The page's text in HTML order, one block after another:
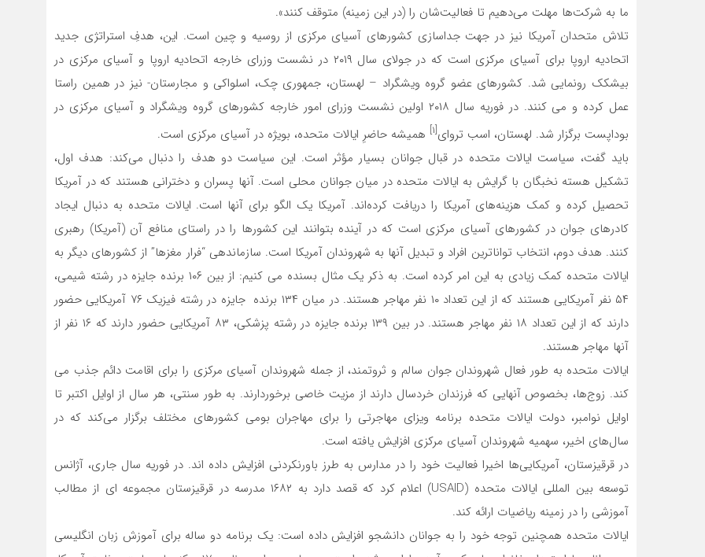
ما به شرکت‌ها مهلت می‌دهیم تا فعالیت‌شان را (در این زمینه) متوقف کنند».
تلاش متحدان آمریکا نیز در جهت جداسازی کشورهای آسیای مرکزی از روسیه و چین است. این، هدفِ استراتژی جدید
اتحادیه اروپا برای آسیای مرکزی است که در جولای سال ۲۰۱۹ در نشست وزرای خارجه اتحادیه اروپا و آسیای مرکزی در
بیشکک رونمایی شد. کشورهای عضو گروه ویشگراد – لهستان، جمهوری چک، اسلواکی و مجارستان- نیز در همین راستا
عمل کرده و می کنند. در فوریه سال ۲۰۱۸ اولین نشست وزرای امور خارجه کشورهای گروه ویشگراد و آسیای مرکزی در
بوداپست برگزار شد. لهستان، اسب تروای[۱]
همیشه حاضرِ ایالات متحده، بویژه در آسیای مرکزی است.
باید گفت، سیاست ایالات متحده در قبال جوانان بسیار مؤثر است. این سیاست دو هدف را دنبال می‌کند: هدف اول،
تشکیل هسته‌ نخبگان با گرایش به ایالات متحده در میان جوانان محلی است. آنها پسران و دخترانی هستند که در آمریکا
تحصیل کرده و کمک هزینه‌های آمریکا را دریافت کرده‌اند. آمریکا یک الگو برای آنها است. ایالات متحده به دنبال ایجاد
کادرهای جوان در کشورهای آسیای مرکزی است که در آینده بتوانند این کشورها را در راستای منافع آن (آمریکا) رهبری
کنند. هدف دوم، انتخاب تواناترین افراد و تبدیل آنها به شهروندان آمریکا است. سازماندهی “فرار مغزها” از کشورهای دیگر به
ایالات متحده کمک زیادی به این امر کرده است. به ذکر یک مثال بسنده می کنیم: از بین ۱۰۶ برنده جایزه در رشته شیمی،
۵۴ نفر آمریکایی هستند که از این تعداد ۱۰ نفر مهاجر هستند. در میان ۱۳۴ برنده جایزه در رشته فیزیک ۷۶ آمریکایی حضور
دارند که از این تعداد ۱۸ نفر مهاجر هستند. در بین ۱۳۹ برنده جایزه در رشته پزشکی، ۸۳ آمریکایی حضور دارند که ۱۶ نفر از
آنها مهاجر هستند.
ایالات متحده به طور فعال شهروندان جوان سالم و ثروتمند، از جمله شهروندان آسیای مرکزی را برای اقامت دائم جذب می
کند. زوج‌ها، بخصوص آنهایی که فرزندان خردسال دارند از مزیت خاصی برخوردارند. به طور سنتی، هر سال از اوایل اکتبر تا
اوایل نوامبر، دولت ایالات متحده برنامه ویزای مهاجرتی را برای مهاجران بومی کشورهای مختلف برگزار می‌کند که در
سال‌های اخیر، سهمیه شهروندان آسیای مرکزی افزایش یافته است.
در قرقیزستان، آمریکایی‌ها اخیرا فعالیت خود را در مدارس به طرز باورنکردنی افزایش داده اند. در فوریه سال جاری، آژانس
توسعه بین المللی ایالات متحده (USAID) اعلام کرد که قصد دارد به ۱۶۸۲ مدرسه در قرقیزستان مجموعه ای از مطالب
آموزشی را در زمینه ریاضیات ارائه کند.
ایالات متحده همچنین توجه خود را به جوانان دانشجو افزایش داده است: یک برنامه دو ساله برای آموزش زبان انگلیسی